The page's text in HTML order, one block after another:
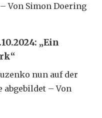
Von Simon Doering
„Ein
nun auf der
abgebildet – Von